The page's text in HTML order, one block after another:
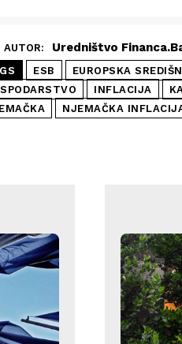
AUTOR: Uredništvo
ESB EUROPSKA
INFLACIJA
NJEMAČKA